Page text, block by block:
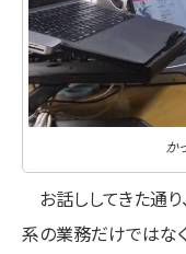
か
お話ししてきた通
系の業務だけではな